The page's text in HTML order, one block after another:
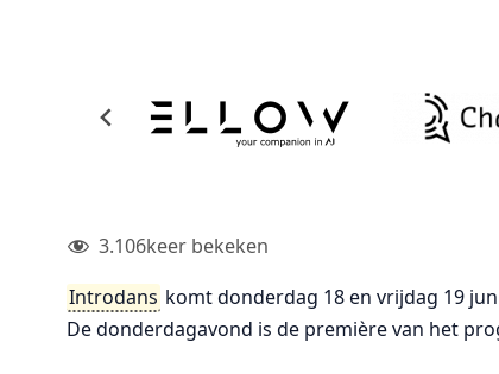
3.106keer bekeken
Introdans komt donderdag 18 en vrijdag 19
De donderdagavond is de première van het